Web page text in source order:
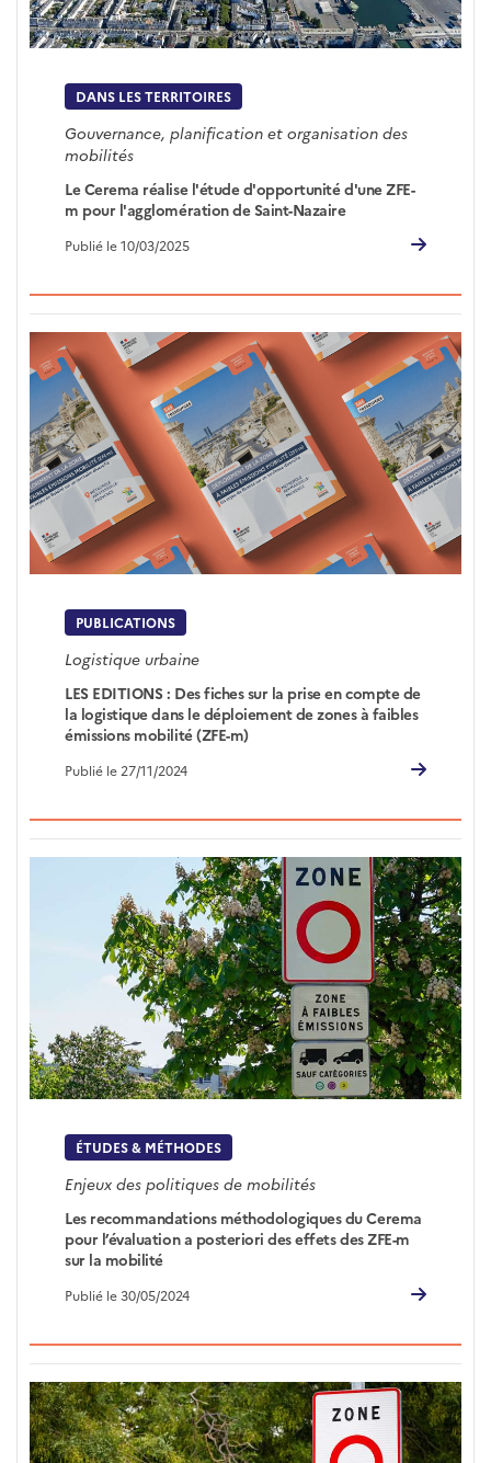
DANS LES TERRITOIRES
Gouvernance, planification et organisation des
mobilités
Le Cerema réalise l'étude d'opportunité d'une ZFE-
m pour l'agglomération de Saint-Nazaire
Publié le 10/03/2025
PUBLICATIONS
Logistique urbaine
LES EDITIONS : Des fiches sur la prise en compte de
la logistique dans le déploiement de zones à faibles
émissions mobilité (ZFE-m)
Publié le 27/11/2024
ÉTUDES & MÉTHODES
Enjeux des politiques de mobilités
Les recommandations méthodologiques du Cerema
pour l’évaluation a posteriori des effets des ZFE-m
sur la mobilité
Publié le 30/05/2024